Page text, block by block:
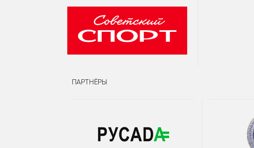
ПАРТНЁРЫ